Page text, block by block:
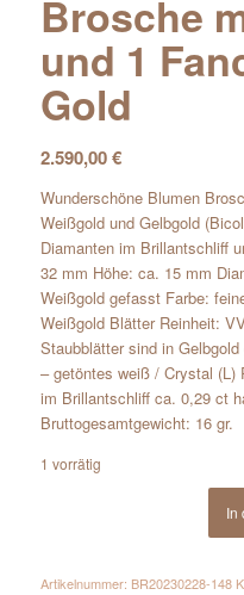
Brosche
und 1
Gold
2.590,00€
Wunderschöne Blumen
Weißgold und Gelbgold
Diamanten im Brillantschliff
32 mm Höhe: ca. 15 mm
Weißgold gefasst Farbe:
Weißgold Blätter Reinheit:
Staubblätter sind in
– getöntes weiß / Crystal (L)
im Brillantschliff ca. 0,29 ct
Bruttogesamtgewicht: 16 gr.
1 vorrätig
In
Artikelnummer: BR20230228-148